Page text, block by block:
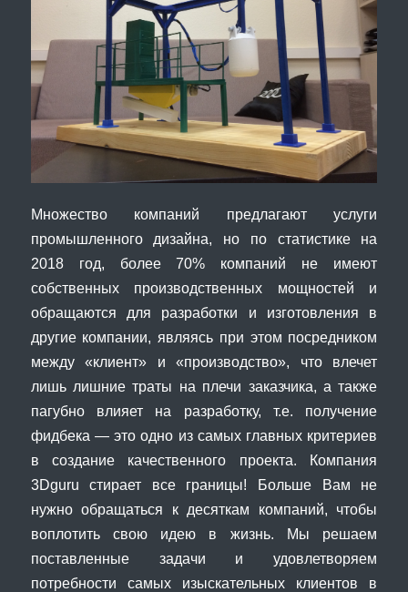
Множество компаний предлагают услуги
промышленного дизайна, но по статистике на
2018 год, более 70% компаний не имеют
собственных производственных мощностей и
обращаются для разработки и изготовления в
другие компании, являясь при этом посредником
между «клиент» и «производство», что влечет
лишь лишние траты на плечи заказчика, а также
пагубно влияет на разработку, т.е. получение
фидбека — это одно из самых главных критериев
в создание качественного проекта. Компания
3Dguru стирает все границы! Больше Вам не
нужно обращаться к десяткам компаний, чтобы
воплотить свою идею в жизнь. Мы решаем
поставленные задачи и удовлетворяем
потребности самых изыскательных клиентов в